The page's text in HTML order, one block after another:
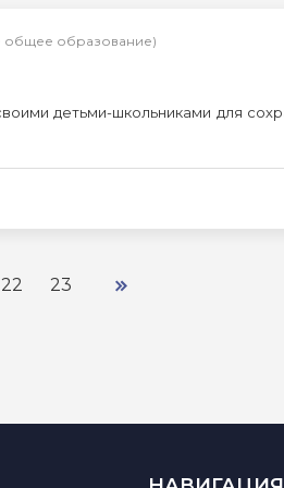
общее образование)
детьми-школьниками для
22 23